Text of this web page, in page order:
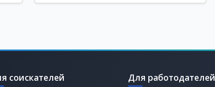
соискателей Для работодателей